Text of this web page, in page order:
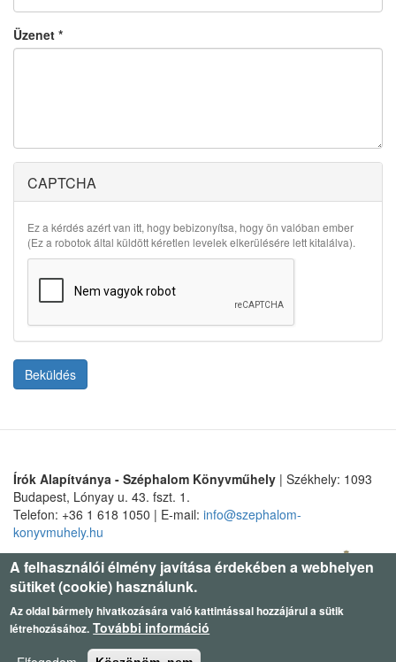
Üzenet *
CAPTCHA
Ez a kérdés azért van itt, hogy bebizonyítsa, hogy ön valóban ember
(Ez a robotok által küldött kéretlen levelek elkerülésére lett kitalálva).
Beküldés
Írók Alapítványa - Széphalom Könyvműhely | Székhely: 1093
Budapest, Lónyay u. 43. fszt. 1.
Telefon: +36 1 618 1050 | E-mail: info@szephalom-
konyvmuhely.hu
A felhasználói élmény javítása érdekében a webhelyen
sütiket (cookie) használunk.
Az oldal bármely hivatkozására való kattintással hozzájárul a sütik
létrehozásához. További információ